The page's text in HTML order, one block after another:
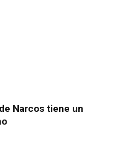
Narcos tiene un